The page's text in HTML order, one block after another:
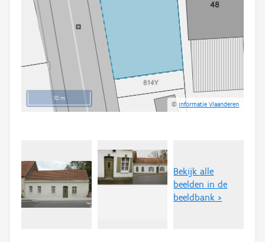
10 m
©Informatie Vlaanderen
Bekijk alle
beelden in de
beeldbank >